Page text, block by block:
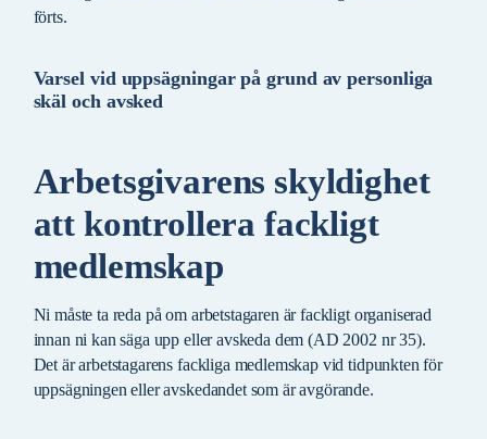
förts.
Varsel vid uppsägningar på grund av personliga
skäl och avsked
Arbetsgivarens skyldighet
att kontrollera fackligt
medlemskap
Ni måste ta reda på om arbetstagaren är fackligt organiserad
innan ni kan säga upp eller avskeda dem (AD 2002 nr 35).
Det är arbetstagarens fackliga medlemskap vid tidpunkten för
uppsägningen eller avskedandet som är avgörande.